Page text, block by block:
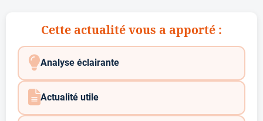
Cette actualité vous a apporté :
Analyse éclairante
Actualité utile